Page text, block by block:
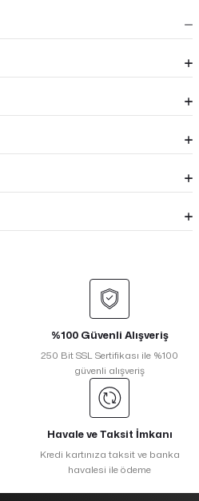
%100 Güvenli Alışveriş
250 Bit SSL Sertifikası ile %100
güvenli alışveriş
Havale ve Taksit İmkanı
Kredi kartınıza taksit ve banka
havalesi ile ödeme